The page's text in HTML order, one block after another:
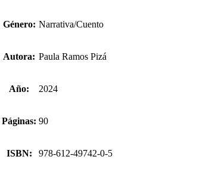
Género: Narrativa/Cuento
Autora: Paula Ramos Pizá
Año: 2024
Páginas: 90
ISBN: 978-612-49742-0-5